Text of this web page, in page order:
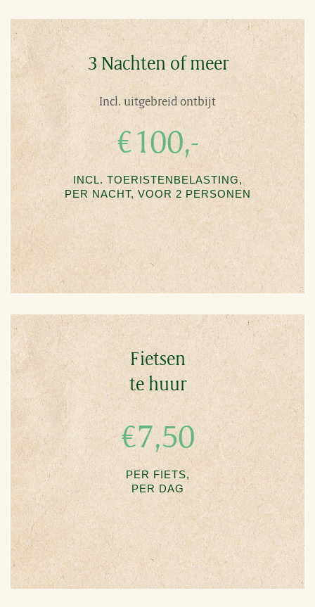
3 Nachten of meer
Incl. uitgebreid ontbijt
€100,-
INCL. TOERISTEN­BELASTING,
PER NACHT, VOOR 2 PERSONEN
Fietsen
te huur
€7,50
PER FIETS,
PER DAG